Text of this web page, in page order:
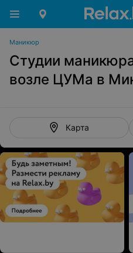
Маникюр
Студии
возле ЦУМа в
Карта